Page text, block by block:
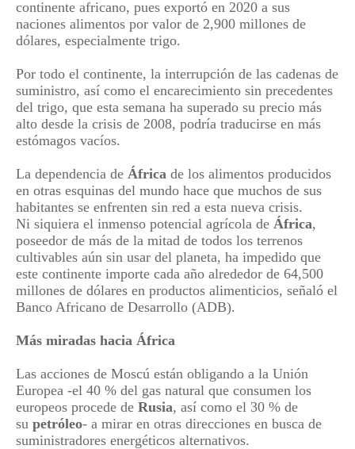
continente africano, pues exportó en 2020 a sus
naciones alimentos por valor de 2,900 millones de
dólares, especialmente trigo.
Por todo el continente, la interrupción de las cadenas de
suministro, así como el encarecimiento sin precedentes
del trigo, que esta semana ha superado su precio más
alto desde la crisis de 2008, podría traducirse en más
estómagos vacíos.
La dependencia de África de los alimentos producidos
en otras esquinas del mundo hace que muchos de sus
habitantes se enfrenten sin red a esta nueva crisis.
Ni siquiera el inmenso potencial agrícola de África,
poseedor de más de la mitad de todos los terrenos
cultivables aún sin usar del planeta, ha impedido que
este continente importe cada año alrededor de 64,500
millones de dólares en productos alimenticios, señaló el
Banco Africano de Desarrollo (ADB).
Más miradas hacia África
Las acciones de Moscú están obligando a la Unión
Europea -el 40 % del gas natural que consumen los
europeos procede de Rusia, así como el 30 % de
su petróleo- a mirar en otras direcciones en busca de
suministradores energéticos alternativos.